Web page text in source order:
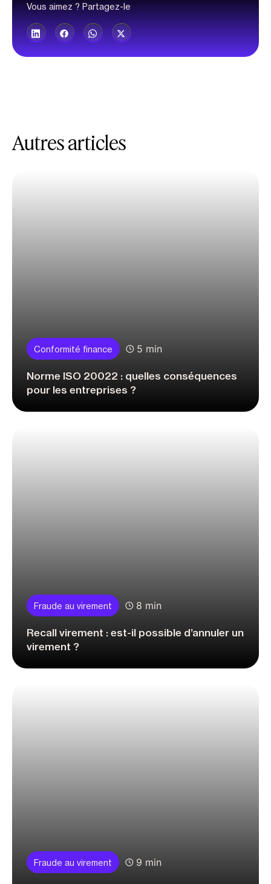
Vous aimez ? Partagez-le
Autres articles
Conformité finance 5 min
Norme ISO 20022 : quelles conséquences
pour les entreprises ?
Fraude au virement 8 min
Recall virement : est-il possible d’annuler un
virement ?
Fraude au virement 9 min